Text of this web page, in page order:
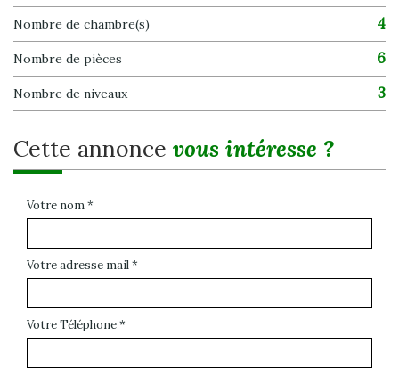
Nombre de chambre(s) 4
Nombre de pièces 6
Nombre de niveaux 3
cette annonce vous intéresse ?
Votre nom *
Votre adresse mail *
Votre Téléphone *